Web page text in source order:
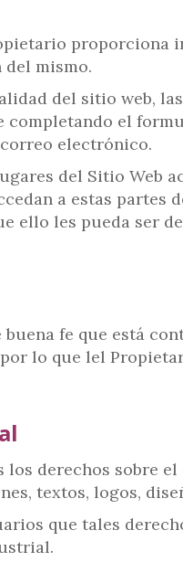
proporciona
mismo.
del sitio web,
completando el
electrónico.
del Sitio Web
a estas partes
ello les pueda ser
fe que está
lo que lel
derechos sobre
textos, logos,
que tales